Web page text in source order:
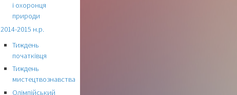
і охоронця
природи
2014-2015 н.р.
Тиждень
початківця
Тиждень
мистецтвознавства
Олімпійський